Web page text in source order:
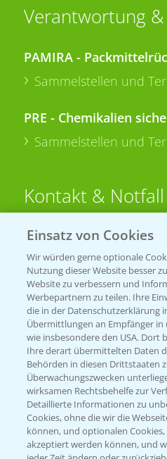
Verantwortung
PAMIRA -
Sammelstellen und
PRE - Chemikalien
Sammelstellen und
Kontakt & Notfall
Beratung auf
T.+49 (0)174 346
KONTAKT
Hilfe in Notfällen
T.+49 (0)214/30-
Einsatz von Cookies
Wir würden gerne optionale
Nutzung dieser Website besser
Website zu verbessern und
Werbepartnern zu teilen. Ihre
die in der Datenschutzerklärung
Übermittlungen an Empfänger
wie insbesondere den USA. Dort
Ihre derart übermittelten Daten
Behörden in diesen Drittstaaten
Überwachungszwecken
wirksamen Rechtsbehelfe zur
Detaillierte Informationen zu
Cookies, ohne die wir die
können, und optionalen
akzeptiert werden können, und